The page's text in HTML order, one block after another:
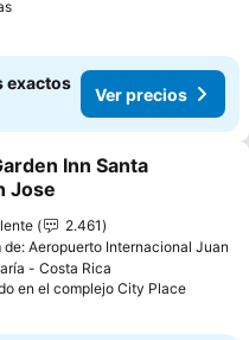
exactos
Ver precios
a favoritos
Inn Santa
Jose
2.461
de: Aeropuerto Internacional Juan
- Costa Rica
en el complejo City PlaceVer